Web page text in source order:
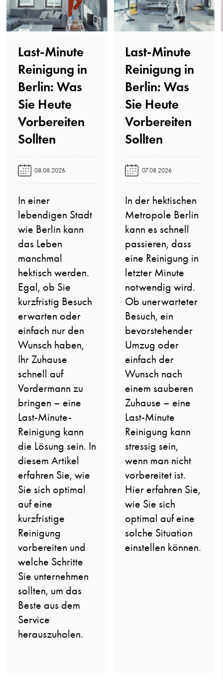
Last-Minute
Reinigung in
Berlin: Was
Sie Heute
Vorbereiten
Sollten️
08.08.2026
In einer
lebendigen Stadt
wie Berlin kann
das Leben
manchmal
hektisch werden.
Egal, ob Sie
kurzfristig Besuch
erwarten oder
einfach nur den
Wunsch haben,
Ihr Zuhause
schnell auf
Vordermann zu
bringen – eine
Last-Minute-
Reinigung kann
die Lösung sein. In
diesem Artikel
erfahren Sie, wie
Sie sich optimal
auf eine
kurzfristige
Reinigung
vorbereiten und
welche Schritte
Sie unternehmen
sollten, um das
Beste aus dem
Service
herauszuholen.
Last-Minute
Reinigung in
Berlin: Was
Sie Heute
Vorbereiten
Sollten️
07.08.2026
In der hektischen
Metropole Berlin
kann es schnell
passieren, dass
eine Reinigung in
letzter Minute
notwendig wird.
Ob unerwarteter
Besuch, ein
bevorstehender
Umzug oder
einfach der
Wunsch nach
einem sauberen
Zuhause – eine
Last-Minute
Reinigung kann
stressig sein,
wenn man nicht
vorbereitet ist.
Hier erfahren Sie,
wie Sie sich
optimal auf eine
solche Situation
einstellen können.